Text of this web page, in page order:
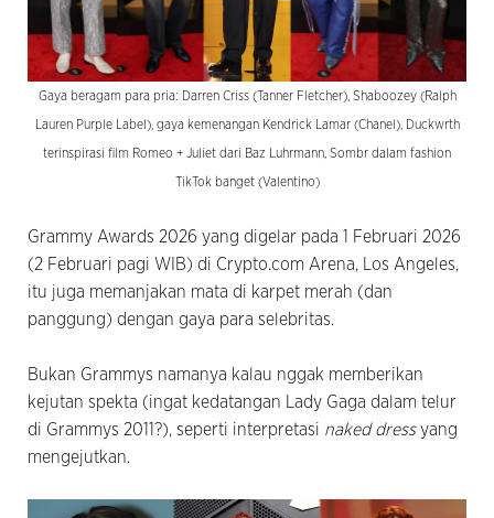
Gaya beragam para pria: Darren Criss (Tanner Fletcher), Shaboozey (Ralph
Lauren Purple Label), gaya kemenangan Kendrick Lamar (Chanel), Duckwrth
terinspirasi film Romeo + Juliet dari Baz Luhrmann, Sombr dalam fashion
TikTok banget (Valentino)
Grammy Awards 2026 yang digelar pada 1 Februari 2026
(2 Februari pagi WIB) di Crypto.com Arena, Los Angeles,
itu juga memanjakan mata di karpet merah (dan
panggung) dengan gaya para selebritas.
Bukan Grammys namanya kalau nggak memberikan
kejutan spekta (ingat kedatangan Lady Gaga dalam telur
di Grammys 2011?), seperti interpretasi naked dressyang
mengejutkan.